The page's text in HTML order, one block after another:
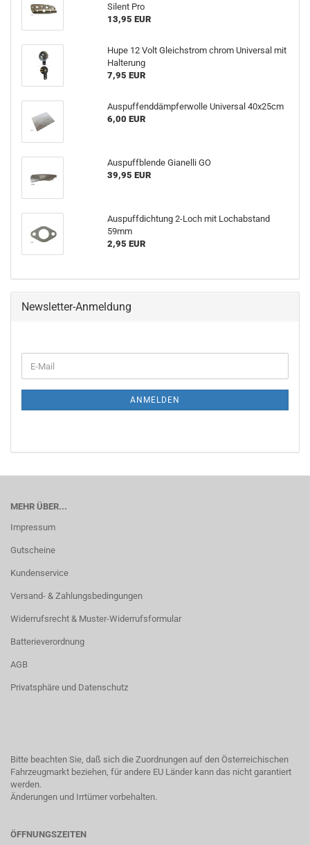
Silent Pro
13,95 EUR
Hupe 12 Volt Gleichstrom chrom Universal mit
Halterung
7,95 EUR
Auspuffenddämpferwolle Universal 40x25cm
6,00 EUR
Auspuffblende Gianelli GO
39,95 EUR
Auspuffdichtung 2-Loch mit Lochabstand
59mm
2,95 EUR
Newsletter-Anmeldung
E-
Mail
ANMELDEN
MEHR ÜBER...
Impressum
Gutscheine
Kundenservice
Versand- & Zahlungsbedingungen
Widerrufsrecht & Muster-Widerrufsformular
Batterieverordnung
AGB
Privatsphäre und Datenschutz
Bitte beachten Sie, daß sich die Zuordnungen auf den Österreichischen
Fahrzeugmarkt beziehen, für andere EU Länder kann das nicht garantiert
werden.
Änderungen und Irrtümer vorbehalten.
ÖFFNUNGSZEITEN